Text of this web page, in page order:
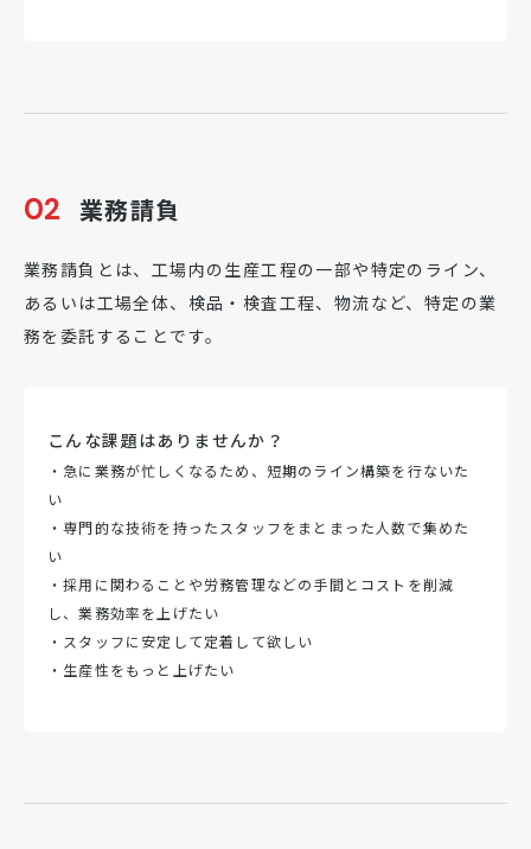
02 業務請負
業務請負とは、工場内の生産工程の一部や特定のライン、
あるいは工場全体、検品・検査工程、物流など、特定の業
務を委託することです。
こんな課題はありませんか？
・急に業務が忙しくなるため、短期のライン構築を行ないた
い
・専門的な技術を持ったスタッフをまとまった人数で集めた
い
・採用に関わることや労務管理などの手間とコストを削減
し、業務効率を上げたい
・スタッフに安定して定着して欲しい
・生産性をもっと上げたい